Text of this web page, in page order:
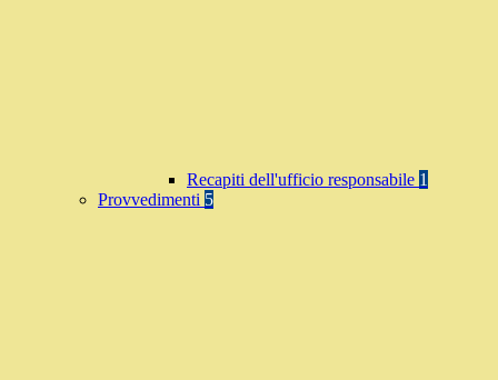
Recapiti dell'ufficio responsabile 1
Provvedimenti 5